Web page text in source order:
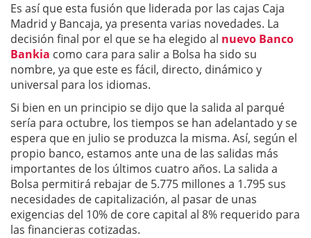
Es así que esta fusión que liderada por las cajas Caja
Madrid y Bancaja, ya presenta varias novedades. La
decisión final por el que se ha elegido al nuevo Banco
Bankia como cara para salir a Bolsa ha sido su
nombre, ya que este es fácil, directo, dinámico y
universal para los idiomas.
Si bien en un principio se dijo que la salida al parqué
sería para octubre, los tiempos se han adelantado y se
espera que en julio se produzca la misma. Así, según el
propio banco, estamos ante una de las salidas más
importantes de los últimos cuatro años. La salida a
Bolsa permitirá rebajar de 5.775 millones a 1.795 sus
necesidades de capitalización, al pasar de unas
exigencias del 10% de core capital al 8% requerido para
las financieras cotizadas.